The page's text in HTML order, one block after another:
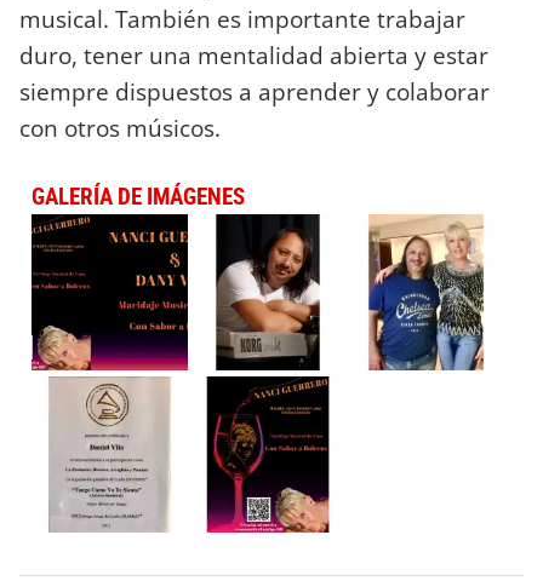
musical. También es importante trabajar
duro, tener una mentalidad abierta y estar
siempre dispuestos a aprender y colaborar
con otros músicos.
GALERÍA DE IMÁGENES